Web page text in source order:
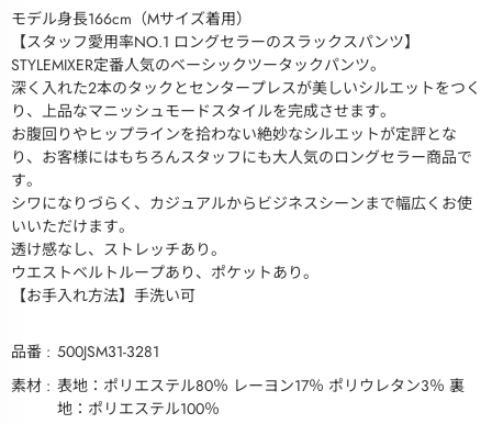
モデル身長166cm（Mサイズ着用）
【スタッフ愛用率NO.1 ロングセラーのスラックスパンツ】
STYLEMIXER定番人気のベーシックツータックパンツ。
深く入れた２本のタックとセンタープレスが美しいシルエットをつく
り、上品なマニッシュモードスタイルを完成させます。
お腹回りやヒップラインを拾わない絶妙なシルエットが定評とな
り、お客様にはもちろんスタッフにも大人気のロングセラー商品で
す。
シワになりづらく、カジュアルからビジネスシーンまで幅広くお使
いいただけます。
透け感なし、ストレッチあり。
ウエストベルトループあり、ポケットあり。
【お手入れ方法】手洗い可
品番
500JSM31-3281
素材
表地：ポリエステル80％ レーヨン17％ ポリウレタン3％ 裏
地：ポリエステル100％